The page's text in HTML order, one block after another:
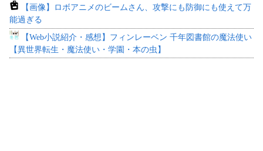
【画像】ロボアニメのビームさん、攻撃にも防御にも使えて万
能過ぎる
【Web小説紹介・感想】フィンレーベン 千年図書館の魔法使い
【異世界転生・魔法使い・学園・本の虫】